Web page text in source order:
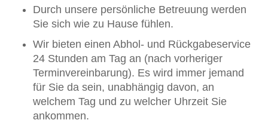
Durch unsere persönliche Betreuung werden
Sie sich wie zu Hause fühlen.
Wir bieten einen Abhol- und Rückgabeservice
24 Stunden am Tag an (nach vorheriger
Terminvereinbarung). Es wird immer jemand
für Sie da sein, unabhängig davon, an
welchem Tag und zu welcher Uhrzeit Sie
ankommen.